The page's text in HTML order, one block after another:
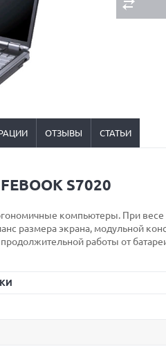
ОТЗЫВЫ СТАТЬИ
S7020
компьютеры. При
размера экрана, модульной
работы от